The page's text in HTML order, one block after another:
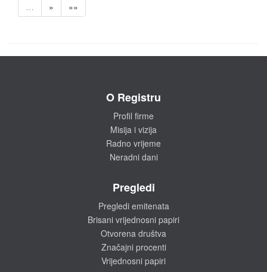
…
» »»
O Registru
Profil firme
Misija i vizija
Radno vrijeme
Neradni dani
Pregledi
Pregledi emitenata
Brisani vrijednosni papiri
Otvorena društva
Značajni procenti
Vrijednosni papiri